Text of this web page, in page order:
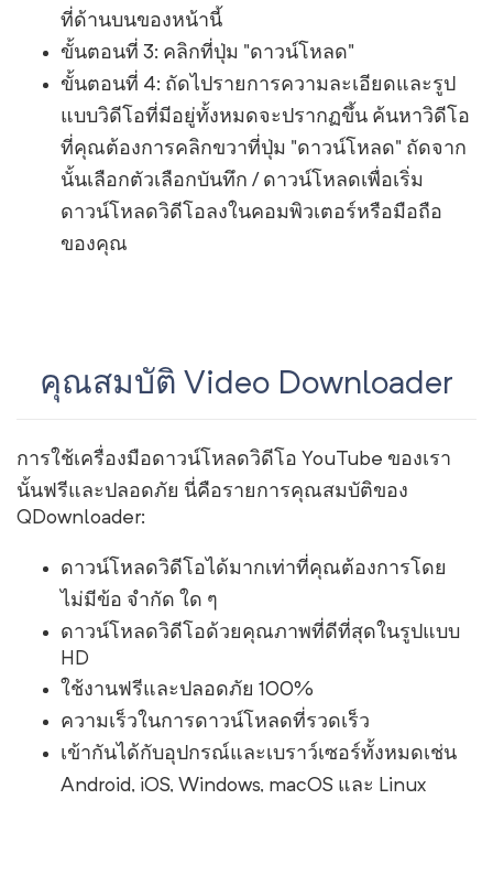
ที่ด้านบนของหน้านี้
ขั้นตอนที่ 3: คลิกที่ปุ่ม "ดาวน์โหลด"
ขั้นตอนที่ 4: ถัดไปรายการความละเอียดและรูป
แบบวิดีโอที่มีอยู่ทั้งหมดจะปรากฏขึ้น ค้นหาวิดีโอ
ที่คุณต้องการคลิกขวาที่ปุ่ม "ดาวน์โหลด" ถัดจาก
นั้นเลือกตัวเลือกบันทึก / ดาวน์โหลดเพื่อเริ่ม
ดาวน์โหลดวิดีโอลงในคอมพิวเตอร์หรือมือถือ
ของคุณ
คุณสมบัติ Video Downloader
การใช้เครื่องมือดาวน์โหลดวิดีโอ YouTube ของเรา
นั้นฟรีและปลอดภัย นี่คือรายการคุณสมบัติของ
QDownloader:
ดาวน์โหลดวิดีโอได้มากเท่าที่คุณต้องการโดย
ไม่มีข้อ จำกัด ใด ๆ
ดาวน์โหลดวิดีโอด้วยคุณภาพที่ดีที่สุดในรูปแบบ
HD
ใช้งานฟรีและปลอดภัย 100%
ความเร็วในการดาวน์โหลดที่รวดเร็ว
เข้ากันได้กับอุปกรณ์และเบราว์เซอร์ทั้งหมดเช่น
Android, iOS, Windows, macOS และ Linux